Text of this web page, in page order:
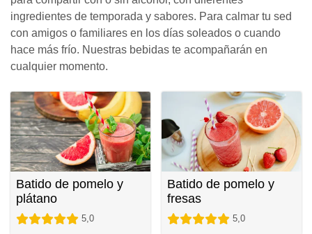
ingredientes de temporada y sabores. Para calmar tu sed
con amigos o familiares en los días soleados o cuando
hace más frío. Nuestras bebidas te acompañarán en
cualquier momento.
Batido de pomelo y
plátano
5,0
Batido de pomelo y
fresas
5,0